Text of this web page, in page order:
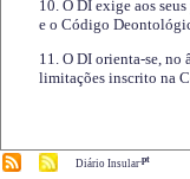
10. O DI exige aos
e o Código
11. O DI orienta-se,
limitações inscrito na
Diário Insular.pt